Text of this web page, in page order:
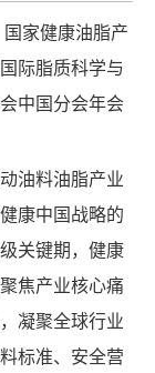
家健康油脂产
际脂质科学与
中国分会年会
油料油脂产业
康中国战略的
关键期，健康
焦产业核心痛
凝聚全球行业
标准、安全营